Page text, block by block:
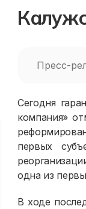
Пресс-
Сегодня
компания»
первых
одна из
В ходе